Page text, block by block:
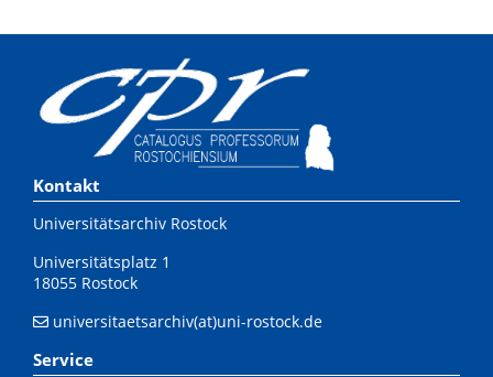
Kontakt
Universitätsarchiv Rostock
Universitätsplatz 1
18055 Rostock
universitaetsarchiv(at)uni-rostock.de
Service